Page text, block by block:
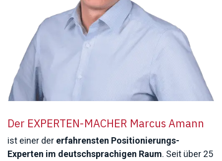
Der EXPERTEN-MACHER Marcus Amann
ist einer der erfahrensten Positionierungs-
Experten im deutschsprachigen Raum. Seit über 25